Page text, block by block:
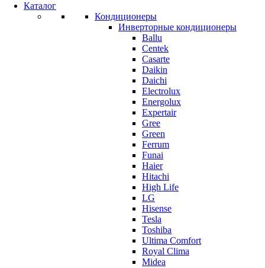
Каталог
Кондиционеры
Инверторные кондиционеры
Ballu
Centek
Casarte
Daikin
Daichi
Electrolux
Energolux
Expertair
Gree
Green
Ferrum
Funai
Haier
Hitachi
High Life
LG
Hisense
Tesla
Toshiba
Ultima Comfort
Royal Clima
Midea